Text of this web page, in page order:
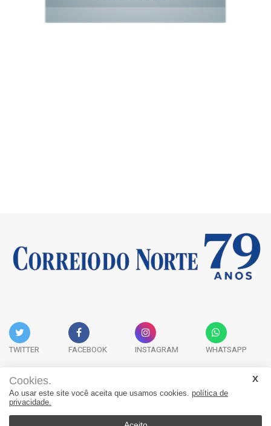
TWITTER FACEBOOK INSTAGRAM WHATSAPP
Acervo Digital Fale Conosco Quem Somos
Cookies.
Ao usar este site você aceita que usamos cookies. política de
privacidade.